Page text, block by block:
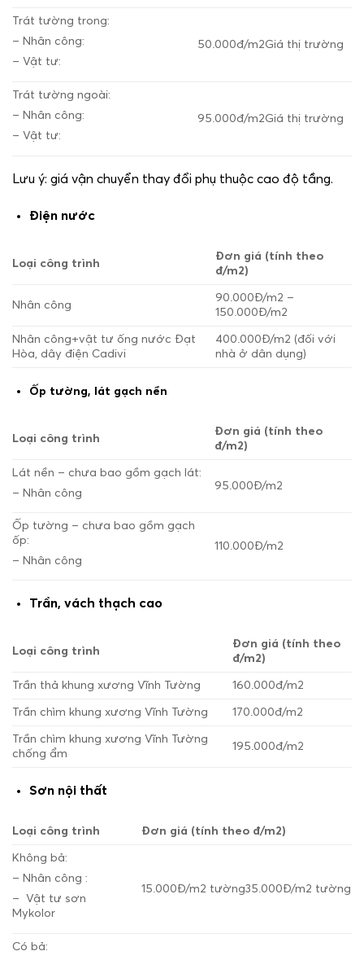
Trát tường trong:
– Nhân công:
– Vật tư:
50.000đ/m2Giá thị trường
Trát tường ngoài:
– Nhân công:
– Vật tư:
95.000đ/m2Giá thị trường
Lưu ý: giá vận chuyển thay đổi phụ thuộc cao độ tầng.
Điện nước
Loại công trình
Đơn giá (tính theo
đ/m2)
Nhân công
90.000Đ/m2 –
150.000Đ/m2
Nhân công+vật tư ống nước Đạt
Hòa, dây điện Cadivi
400.000Đ/m2 (đối với
nhà ở dân dụng)
Ốp tường, lát gạch nền
Loại công trình
Đơn giá (tính theo
đ/m2)
Lát nền – chưa bao gồm gạch lát:
– Nhân công
95.000Đ/m2
Ốp tường – chưa bao gồm gạch
ốp:
– Nhân công
110.000Đ/m2
Trần, vách thạch cao
Loại công trình
Đơn giá (tính theo
đ/m2)
Trần thả khung xương Vĩnh Tường 160.000đ/m2
Trần chìm khung xương Vĩnh Tường 170.000đ/m2
Trần chìm khung xương Vĩnh Tường
chống ẩm
195.000đ/m2
Sơn nội thất
Loại công trình Đơn giá (tính theo đ/m2)
Không bả:
– Nhân công :
–
Vật tư sơn
Mykolor
15.000Đ/m2 tường35.000Đ/m2 tường
Có bả: